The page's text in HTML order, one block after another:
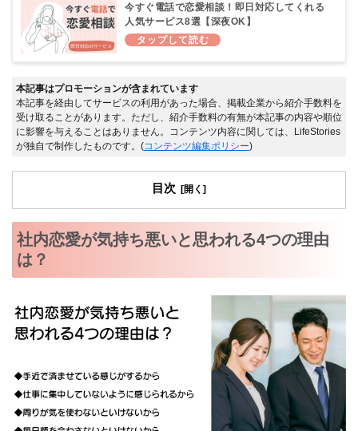
今すぐ電話で恋愛相談！即日対応してくれる
人気サービス8選【深夜OK】
本記事はプロモーションが含まれています
本記事を経由してサービスの利用があった場合、掲載企業から紹介手数料を
受け取ることがあります。ただし、紹介手数料の有無が本記事の内容や順位
に影響を与えることはありません。コンテンツ内容に関しては、LifeStories
が独自で制作したものです。(コンテンツ編集ポリシー)
目次
社内恋愛が気持ち悪いと思われる4つの理由
は？